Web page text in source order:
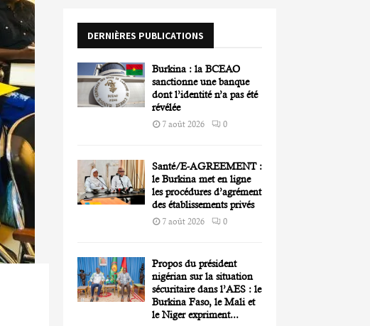
r
H
DERNIÈRES PUBLICATIONS
Burkina : la BCEAO
sanctionne une banque
dont l’identité n’a pas été
révélée
7 août 2026 0
Santé/E-AGREEMENT :
le Burkina met en ligne
les procédures d’agrément
des établissements privés
7 août 2026 0
Propos du président
nigérian sur la situation
sécuritaire dans l’AES : le
Burkina Faso, le Mali et
le Niger expriment...